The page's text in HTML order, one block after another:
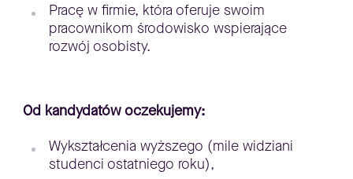
Pracę w firmie, która oferuje swoim
pracownikom środowisko wspierające
rozwój osobisty.
Od kandydatów oczekujemy:
Wykształcenia wyższego (mile widziani
studenci ostatniego roku),